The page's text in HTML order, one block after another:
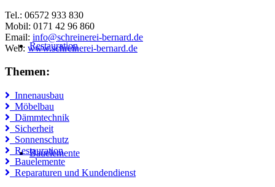
Restauration
Bauelemente
Tel.: 06572 933 830
Mobil: 0171 42 96 860
Email: info@schreinerei-bernard.de
Web: www.schreinerei-bernard.de
Themen:
Innenausbau
Möbelbau
Dämmtechnik
Sicherheit
Sonnenschutz
Restauration
Bauelemente
Reparaturen und Kundendienst